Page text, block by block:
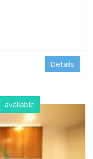
Details
available